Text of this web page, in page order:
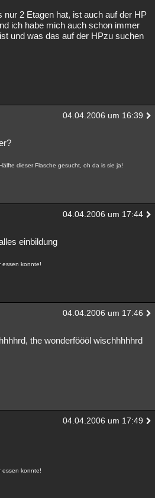
nur 2 Etagen hat, ist auch auf der HP
ich habe mich auch schon immer
und was das auf der HPzu suchen
04.04.2006 um 16:39
dieser Flasche gesucht, oh da is sie ja!
04.04.2006 um 17:44
einbildung
essen konnte!
04.04.2006 um 17:46
the wonderföööl wischhhhhrd
04.04.2006 um 17:49
essen konnte!